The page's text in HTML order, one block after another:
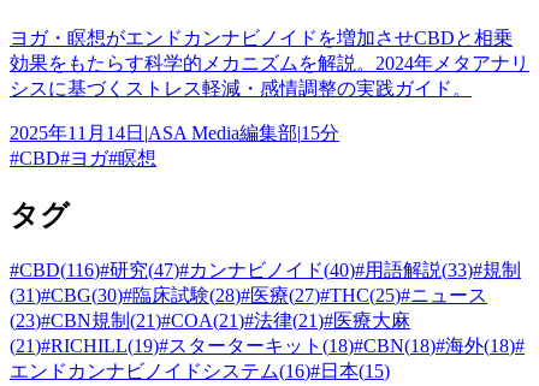
ヨガ・瞑想がエンドカンナビノイドを増加させCBDと相乗
効果をもたらす科学的メカニズムを解説。2024年メタアナリ
シスに基づくストレス軽減・感情調整の実践ガイド。
2025年11月14日 |ASA Media編集部|15分
#CBD#ヨガ#瞑想
タグ
#CBD(116)#研究(47)#カンナビノイド(40)#用語解説(33)#規制
(31)#CBG(30)#臨床試験(28)#医療(27)#THC(25)#ニュース
(23)#CBN規制 (21)#COA(21)#法律(21)#医療大麻
(21)#RICHILL(19)#スターターキット (18)#CBN(18)#海外(18)#
エンドカンナビノイドシステム(16)#日本(15)